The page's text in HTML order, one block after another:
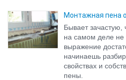
Монтажная пена
Бывает зачастую,
на самом деле не
выражение
начинаешь
свойствах и
пены.